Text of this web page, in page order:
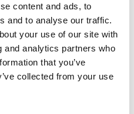
content and ads, to
and to analyse our traffic.
your use of our site with
and analytics partners who
that you’ve
collected from your use